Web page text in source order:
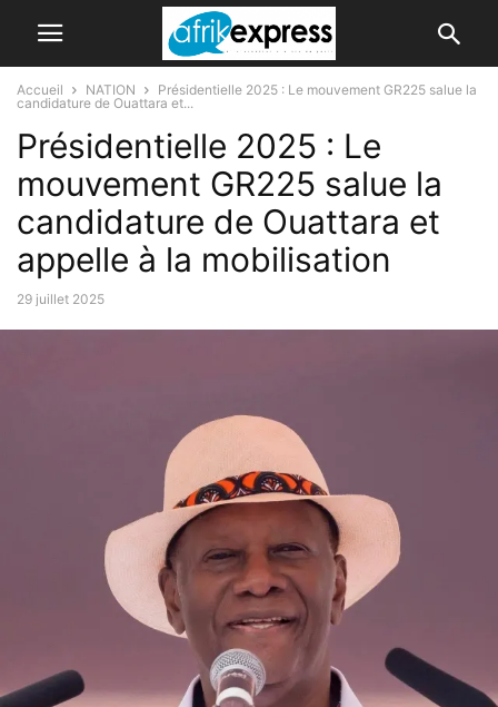
Accueil NATION
Présidentielle 2025 : Le mouvement GR225 salue la
candidature de Ouattara et...
Présidentielle 2025 : Le
mouvement GR225 salue la
candidature de Ouattara et
appelle à la mobilisation
29 juillet 2025